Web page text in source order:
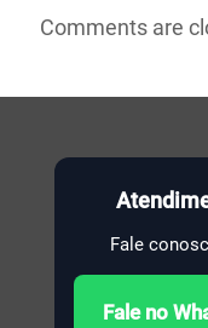
Comments are
Fale
Fale no